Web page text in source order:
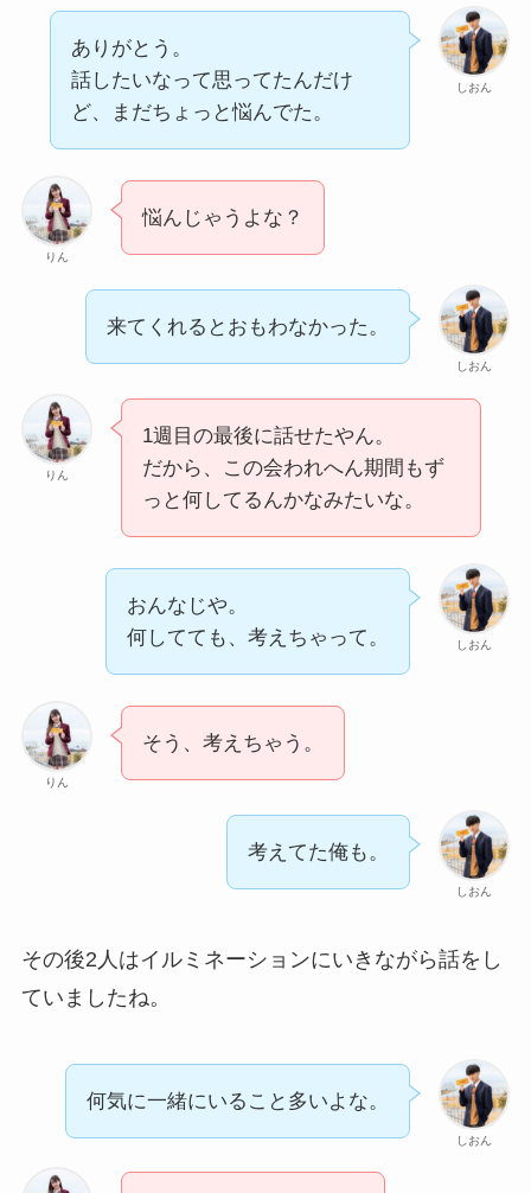
しおん
ありがとう。
話したいなって思ってたんだけ
ど、まだちょっと悩んでた。
りん
悩んじゃうよな？
しおん
来てくれるとおもわなかった。
りん
1週目の最後に話せたやん。
だから、この会われへん期間もず
っと何してるんかなみたいな。
しおん
おんなじや。
何してても、考えちゃって。
りん
そう、考えちゃう。
しおん
考えてた俺も。
その後2人はイルミネーションにいきながら話をし
ていましたね。
しおん
何気に一緒にいること多いよな。